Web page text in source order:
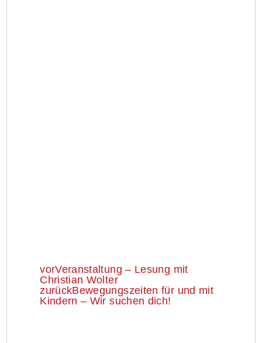
vorVeranstaltung – Lesung mit
Christian Wolter
zurückBewegungszeiten für und mit
Kindern – Wir suchen dich!